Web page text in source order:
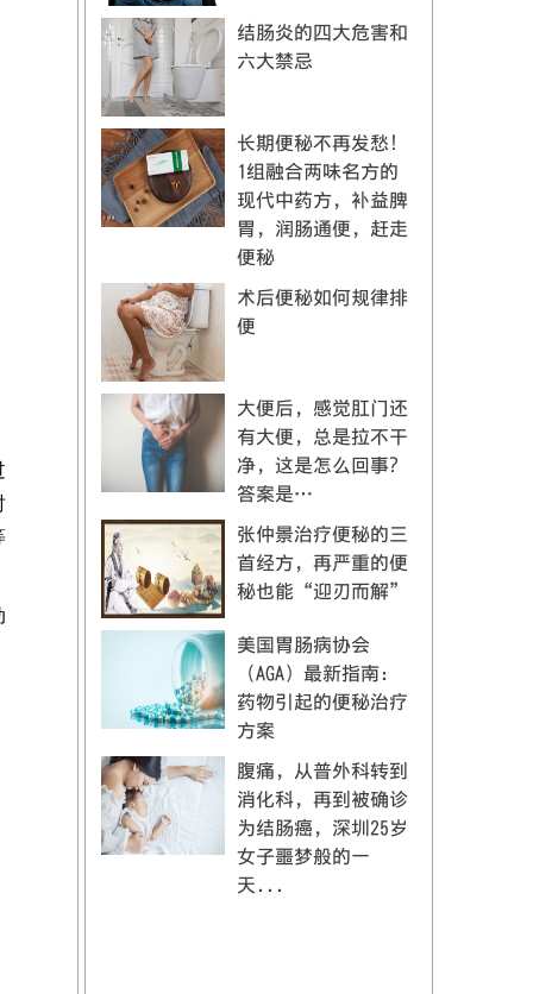
结肠炎的四大危害和
六大禁忌
长期便秘不再发愁！
1组融合两味名方的
现代中药方，补益脾
胃，润肠通便，赶走
便秘
术后便秘如何规律排
便
大便后，感觉肛门还
有大便，总是拉不干
净，这是怎么回事？
答案是…
张仲景治疗便秘的三
首经方，再严重的便
秘也能“迎刃而解”
美国胃肠病协会
（AGA）最新指南：
药物引起的便秘治疗
方案
腹痛，从普外科转到
消化科，再到被确诊
为结肠癌，深圳25岁
女子噩梦般的一
天...